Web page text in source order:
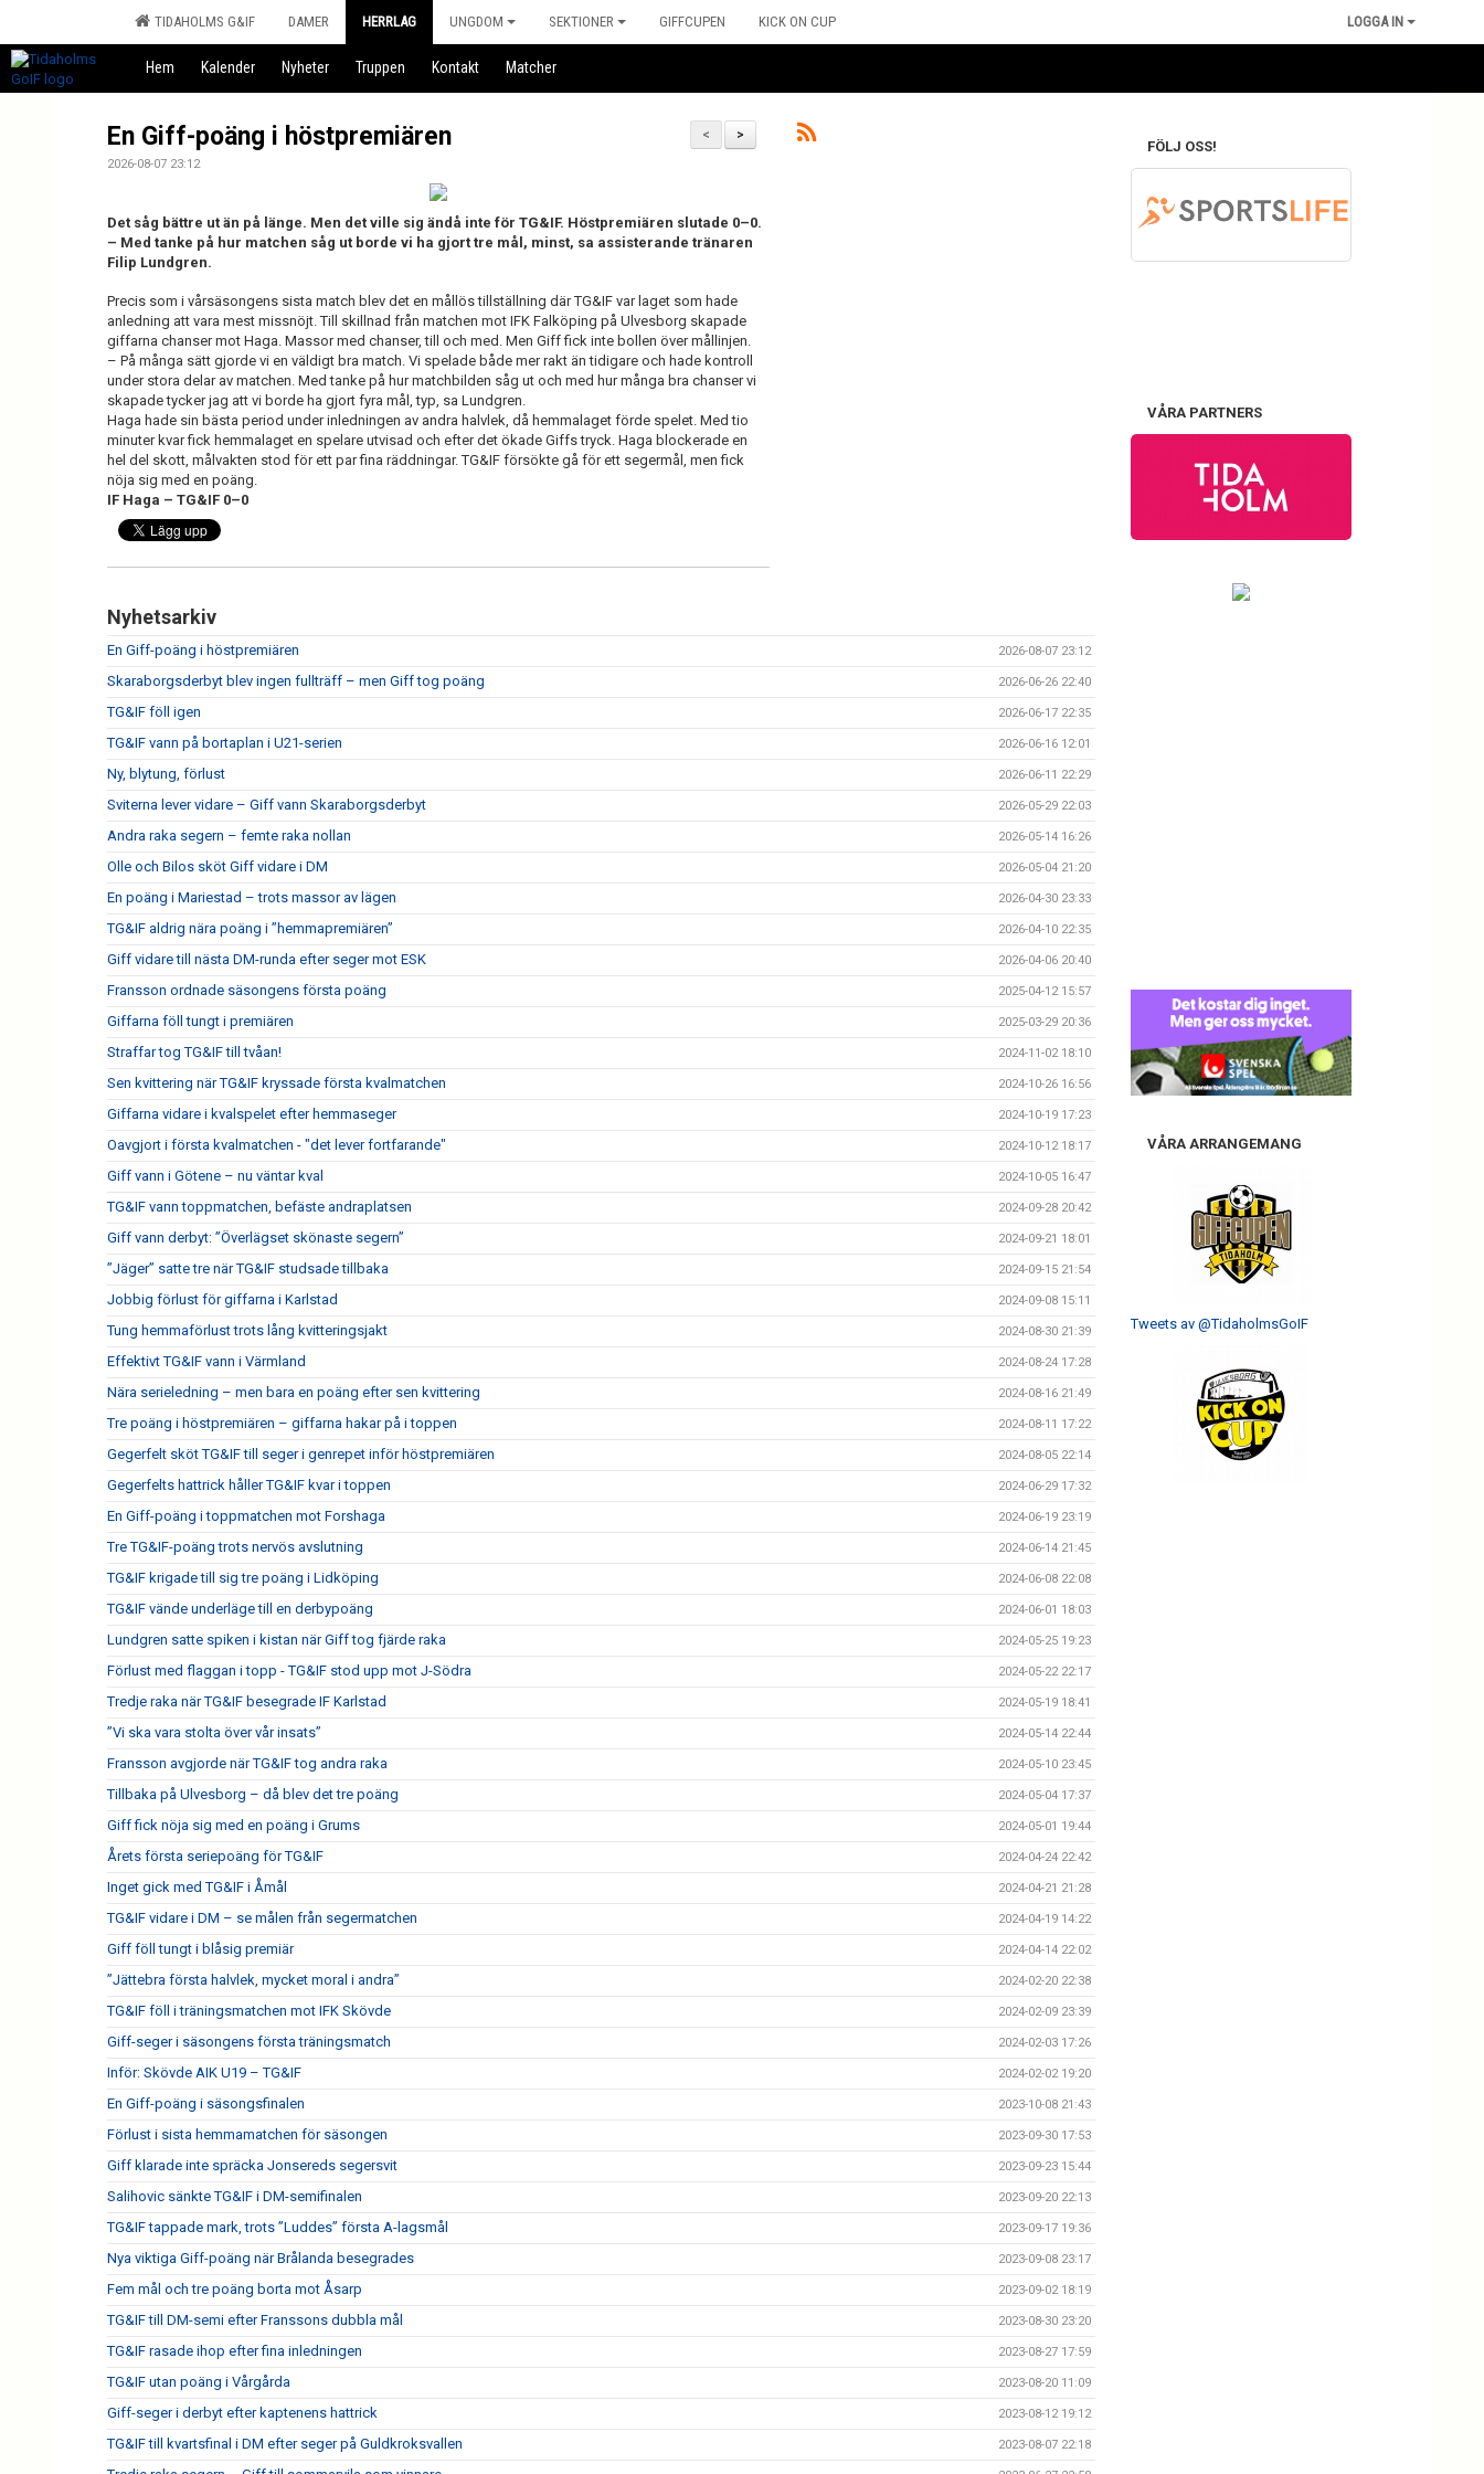
TIDAHOLMS G&IF DAMER HERRLAG UNGDOM SEKTIONER GIFFCUPEN KICK ON CUP LOGGA IN
Hem Kalender Nyheter Truppen Kontakt Matcher
>
<
En Giff-poäng i höstpremiären
2026-08-07 23:12
Det såg bättre ut än på länge. Men det ville sig ändå inte för TG&IF. Höstpremiären slutade 0–0.
– Med tanke på hur matchen såg ut borde vi ha gjort tre mål, minst, sa assisterande tränaren
Filip Lundgren.
Precis som i vårsäsongens sista match blev det en mållös tillställning där TG&IF var laget som hade
anledning att vara mest missnöjt. Till skillnad från matchen mot IFK Falköping på Ulvesborg skapade
giffarna chanser mot Haga. Massor med chanser, till och med. Men Giff fick inte bollen över mållinjen.
– På många sätt gjorde vi en väldigt bra match. Vi spelade både mer rakt än tidigare och hade kontroll
under stora delar av matchen. Med tanke på hur matchbilden såg ut och med hur många bra chanser vi
skapade tycker jag att vi borde ha gjort fyra mål, typ, sa Lundgren.
Haga hade sin bästa period under inledningen av andra halvlek, då hemmalaget förde spelet. Med tio
minuter kvar fick hemmalaget en spelare utvisad och efter det ökade Giffs tryck. Haga blockerade en
hel del skott, målvakten stod för ett par fina räddningar. TG&IF försökte gå för ett segermål, men fick
nöja sig med en poäng.
IF Haga – TG&IF 0–0
Nyhetsarkiv
En Giff-poäng i höstpremiären 2026-08-07 23:12
Skaraborgsderbyt blev ingen fullträff – men Giff tog poäng 2026-06-26 22:40
TG&IF föll igen 2026-06-17 22:35
TG&IF vann på bortaplan i U21-serien 2026-06-16 12:01
Ny, blytung, förlust 2026-06-11 22:29
Sviterna lever vidare – Giff vann Skaraborgsderbyt 2026-05-29 22:03
Andra raka segern – femte raka nollan 2026-05-14 16:26
Olle och Bilos sköt Giff vidare i DM 2026-05-04 21:20
En poäng i Mariestad – trots massor av lägen 2026-04-30 23:33
TG&IF aldrig nära poäng i ”hemmapremiären” 2026-04-10 22:35
Giff vidare till nästa DM-runda efter seger mot ESK 2026-04-06 20:40
Fransson ordnade säsongens första poäng 2025-04-12 15:57
Giffarna föll tungt i premiären 2025-03-29 20:36
Straffar tog TG&IF till tvåan! 2024-11-02 18:10
Sen kvittering när TG&IF kryssade första kvalmatchen 2024-10-26 16:56
Giffarna vidare i kvalspelet efter hemmaseger 2024-10-19 17:23
Oavgjort i första kvalmatchen - "det lever fortfarande" 2024-10-12 18:17
Giff vann i Götene – nu väntar kval 2024-10-05 16:47
TG&IF vann toppmatchen, befäste andraplatsen 2024-09-28 20:42
Giff vann derbyt: ”Överlägset skönaste segern” 2024-09-21 18:01
”Jäger” satte tre när TG&IF studsade tillbaka 2024-09-15 21:54
Jobbig förlust för giffarna i Karlstad 2024-09-08 15:11
Tung hemmaförlust trots lång kvitteringsjakt 2024-08-30 21:39
Effektivt TG&IF vann i Värmland 2024-08-24 17:28
Nära serieledning – men bara en poäng efter sen kvittering 2024-08-16 21:49
Tre poäng i höstpremiären – giffarna hakar på i toppen 2024-08-11 17:22
Gegerfelt sköt TG&IF till seger i genrepet inför höstpremiären 2024-08-05 22:14
Gegerfelts hattrick håller TG&IF kvar i toppen 2024-06-29 17:32
En Giff-poäng i toppmatchen mot Forshaga 2024-06-19 23:19
Tre TG&IF-poäng trots nervös avslutning 2024-06-14 21:45
TG&IF krigade till sig tre poäng i Lidköping 2024-06-08 22:08
TG&IF vände underläge till en derbypoäng 2024-06-01 18:03
Lundgren satte spiken i kistan när Giff tog fjärde raka 2024-05-25 19:23
Förlust med flaggan i topp - TG&IF stod upp mot J-Södra 2024-05-22 22:17
Tredje raka när TG&IF besegrade IF Karlstad 2024-05-19 18:41
”Vi ska vara stolta över vår insats” 2024-05-14 22:44
Fransson avgjorde när TG&IF tog andra raka 2024-05-10 23:45
Tillbaka på Ulvesborg – då blev det tre poäng 2024-05-04 17:37
Giff fick nöja sig med en poäng i Grums 2024-05-01 19:44
Årets första seriepoäng för TG&IF 2024-04-24 22:42
Inget gick med TG&IF i Åmål 2024-04-21 21:28
TG&IF vidare i DM – se målen från segermatchen 2024-04-19 14:22
Giff föll tungt i blåsig premiär 2024-04-14 22:02
”Jättebra första halvlek, mycket moral i andra” 2024-02-20 22:38
TG&IF föll i träningsmatchen mot IFK Skövde 2024-02-09 23:39
Giff-seger i säsongens första träningsmatch 2024-02-03 17:26
Inför: Skövde AIK U19 – TG&IF 2024-02-02 19:20
En Giff-poäng i säsongsfinalen 2023-10-08 21:43
Förlust i sista hemmamatchen för säsongen 2023-09-30 17:53
Giff klarade inte spräcka Jonsereds segersvit 2023-09-23 15:44
Salihovic sänkte TG&IF i DM-semifinalen 2023-09-20 22:13
TG&IF tappade mark, trots ”Luddes” första A-lagsmål 2023-09-17 19:36
Nya viktiga Giff-poäng när Brålanda besegrades 2023-09-08 23:17
Fem mål och tre poäng borta mot Åsarp 2023-09-02 18:19
TG&IF till DM-semi efter Franssons dubbla mål 2023-08-30 23:20
TG&IF rasade ihop efter fina inledningen 2023-08-27 17:59
TG&IF utan poäng i Vårgårda 2023-08-20 11:09
Giff-seger i derbyt efter kaptenens hattrick 2023-08-12 19:12
TG&IF till kvartsfinal i DM efter seger på Guldkroksvallen 2023-08-07 22:18
FÖLJ OSS!
VÅRA PARTNERS
VÅRA ARRANGEMANG
Tweets av @TidaholmsGoIF